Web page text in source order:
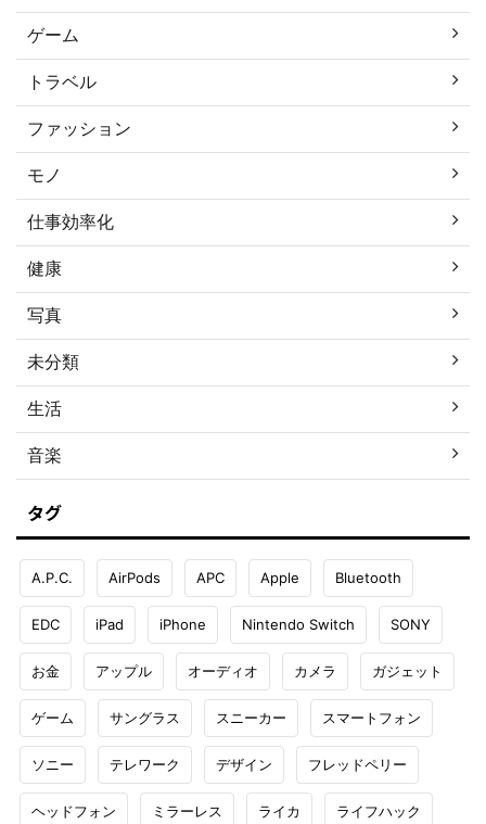
ゲーム
トラベル
ファッション
モノ
仕事効率化
健康
写真
未分類
生活
音楽
タグ
A.P.C. AirPods APC Apple Bluetooth
EDC iPad iPhone Nintendo Switch SONY
お金 アップル オーディオ カメラ ガジェット
ゲーム サングラス スニーカー スマートフォン
ソニー テレワーク デザイン フレッドペリー
ヘッドフォン ミラーレス ライカ ライフハック